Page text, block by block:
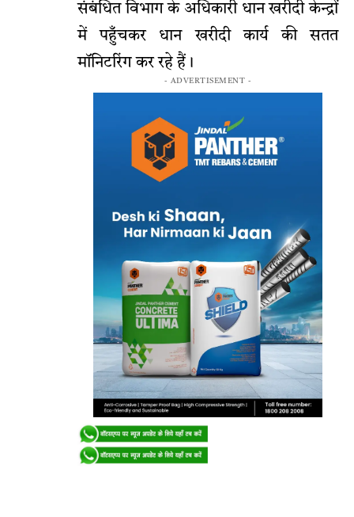
संबंधित विभाग के अधिकारी धान खरीदी केन्द्रों
में पहुँचकर धान खरीदी कार्य की सतत
मॉनिटरिंग कर रहे हैं।
- ADVERTISEMENT -